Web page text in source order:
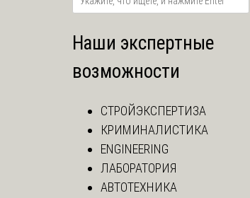
Наши экспертные
возможности
СТРОЙЭКСПЕРТИЗА
КРИМИНАЛИСТИКА
ENGINEERING
ЛАБОРАТОРИЯ
АВТОТЕХНИКА